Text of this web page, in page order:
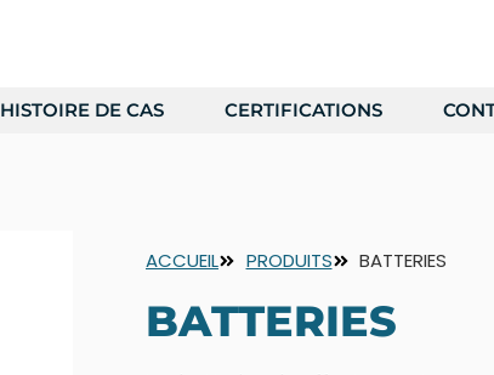
HISTOIRE DE CAS CERTIFICATIONS
ACCUEIL PRODUITS BATTERIES
BATTERIES